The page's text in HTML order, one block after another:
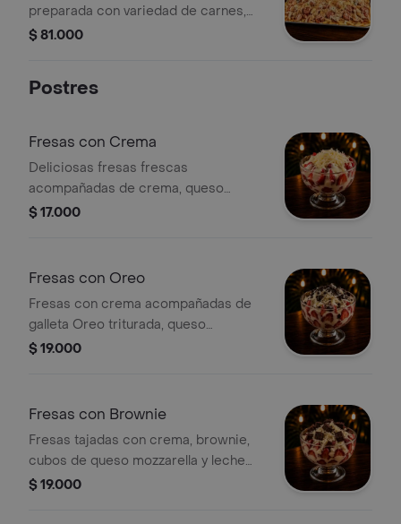
preparada con variedad de carnes,
papa francesa, vegetales frescos,
$ 81.000
Postres
Fresas con Crema
Deliciosas fresas frescas
acompañadas de crema, queso
mozzarella y leche condensada.
$ 17.000
Fresas con Oreo
Fresas con crema acompañadas de
galleta Oreo triturada, queso
mozzarella y leche condensada.
$ 19.000
Fresas con Brownie
Fresas tajadas con crema, brownie,
cubos de queso mozzarella y leche
condensada.
$ 19.000